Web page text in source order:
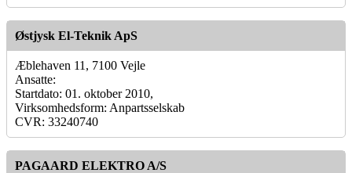
Østjysk El-Teknik ApS
Æblehaven 11, 7100 Vejle
Ansatte:
Startdato: 01. oktober 2010,
Virksomhedsform: Anpartsselskab
CVR: 33240740
PAGAARD ELEKTRO A/S